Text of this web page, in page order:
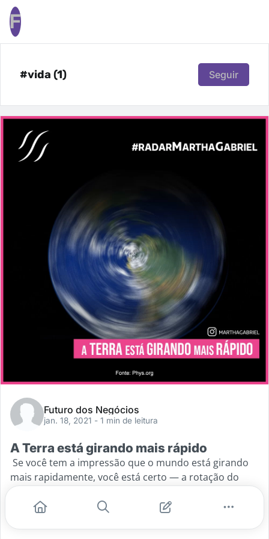
F
#vida (1) Seguir
Futuro dos Negócios
jan. 18, 2021 - 1 min de leitura
A Terra está girando mais rápido
Se você tem a impressão que o mundo está girando
mais rapidamente, você está certo — a rotação do
planeta realmente ficou mais rápida em 2020!👉🏻 De
acordo com a